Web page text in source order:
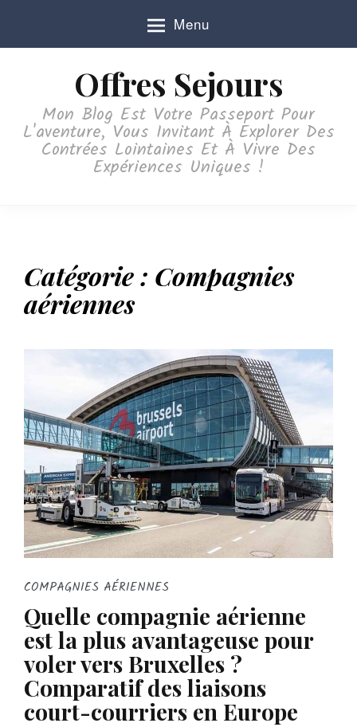
Menu
Offres Sejours
Mon Blog Est Votre Passeport Pour
L'aventure, Vous Invitant À Explorer Des
Contrées Lointaines Et À Vivre Des
Expériences Uniques !
Catégorie : Compagnies
aériennes
COMPAGNIES AÉRIENNES
Quelle compagnie aérienne
est la plus avantageuse pour
voler vers Bruxelles ?
Comparatif des liaisons
court-courriers en Europe